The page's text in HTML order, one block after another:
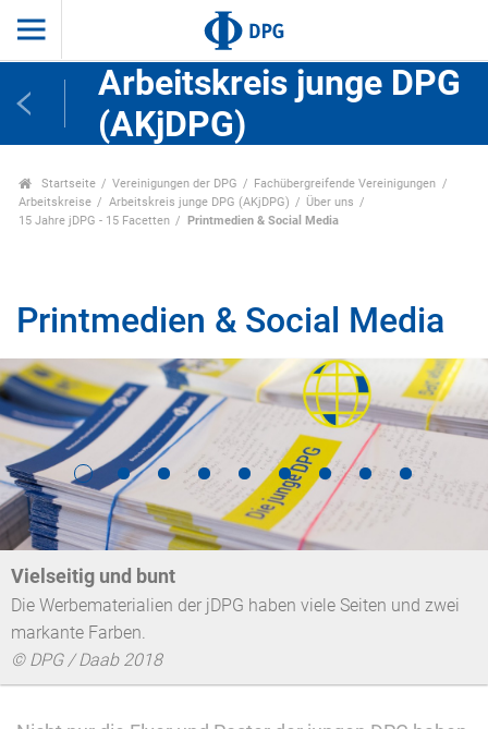
Arbeitskreis junge DPG
(AKjDPG)
Startseite Vereinigungen der DPG
Fachübergreifende Vereinigungen
Arbeitskreise
Arbeitskreis junge DPG (AKjDPG)
Über uns
15 Jahre jDPG - 15 Facetten
Printmedien & Social Media
Printmedien & Social Media
Vielseitig und bunt
Die Werbematerialien der jDPG haben viele Seiten und zwei
markante Farben.
© DPG / Daab 2018